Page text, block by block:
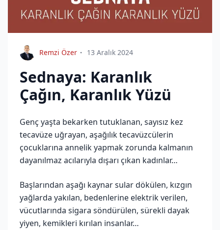
Remzi Özer 13 Aralık 2024
Sednaya: Karanlık
Çağın, Karanlık Yüzü
Genç yaşta bekarken tutuklanan, sayısız kez
tecavüze uğrayan, aşağılık tecavüzcülerin
çocuklarına annelik yapmak zorunda kalmanın
dayanılmaz acılarıyla dışarı çıkan kadınlar…
Başlarından aşağı kaynar sular dökülen, kızgın
yağlarda yakılan, bedenlerine elektrik verilen,
vücutlarında sigara söndürülen, sürekli dayak
yiyen, kemikleri kırılan insanlar…